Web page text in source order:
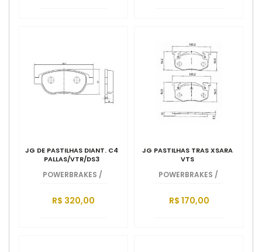
JG DE PASTILHAS DIANT. C4
PALLAS/VTR/DS3
POWERBRAKES /
R$ 320,00
JG PASTILHAS TRAS XSARA
VTS
POWERBRAKES /
R$ 170,00